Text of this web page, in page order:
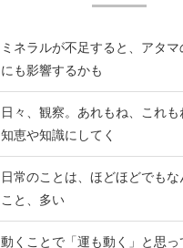
ミネラルが不足すると、アタマ
にも影響するかも
日々、観察。あれもね、これも
知恵や知識にしてく
日常のことは、ほどほどでもな
こと、多い
動くことで「運も動く」と思っ